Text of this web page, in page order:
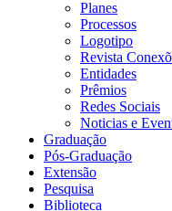
Planes
Processos
Logotipo
Revista
Entidades
Prêmios
Redes Sociais
Noticias e
Graduação
Pós-Graduação
Extensão
Pesquisa
Biblioteca